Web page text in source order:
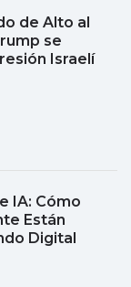
de Alto al
se
Israelí
IA: Cómo
Están
Digital